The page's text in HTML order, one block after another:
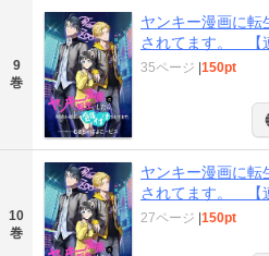
9
巻
ヤンキー漫画に転
されてます。 【
35ページ 150pt
10
巻
ヤンキー漫画に転
されてます。 【
27ページ 150pt